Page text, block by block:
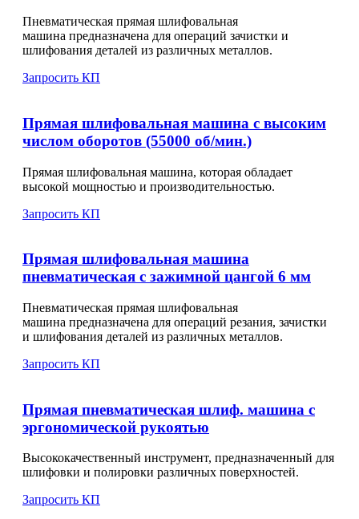
Пневматическая прямая шлифовальная
машина предназначена для операций зачистки и
шлифования деталей из различных металлов.
Запросить КП
Прямая шлифовальная машина c высоким
числом оборотов (55000 об/мин.)
Прямая шлифовальная машина, которая обладает
высокой мощностью и производительностью.
Запросить КП
Прямая шлифовальная машина
пневматическая с зажимной цангой 6 мм
Пневматическая прямая шлифовальная
машина предназначена для операций резания, зачистки
и шлифования деталей из различных металлов.
Запросить КП
Прямая пневматическая шлиф. машина с
эргономической рукоятью
Высококачественный инструмент, предназначенный для
шлифовки и полировки различных поверхностей.
Запросить КП